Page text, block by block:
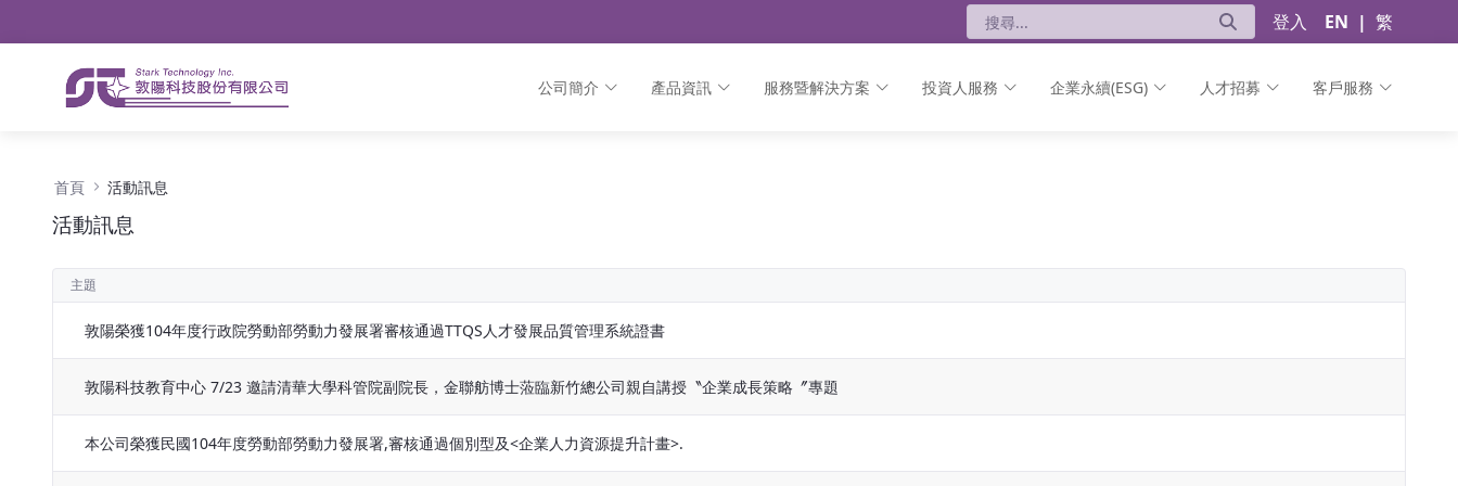
登入 EN | 繁
公司簡介 產品資訊 服務暨解決方案 投資人服務 企業永續(ESG) 人才招募 客戶服務
首頁 活動訊息
活動訊息
主題
敦陽榮獲104年度行政院勞動部勞動力發展署審核通過TTQS人才發展品質管理系統證書
敦陽科技教育中心 7/23 邀請清華大學科管院副院長，金聯舫博士蒞臨新竹總公司親自講授〝企業成長策略〞專題
本公司榮獲民國104年度勞動部勞動力發展署,審核通過個別型及<企業人力資源提升計畫>.